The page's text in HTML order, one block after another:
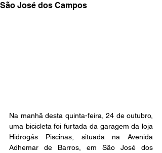
São José dos Campos
Na manhã desta quinta-feira, 24 de outubro,
uma bicicleta foi furtada da garagem da loja
Hidrogás Piscinas, situada na Avenida
Adhemar de Barros, em São José dos